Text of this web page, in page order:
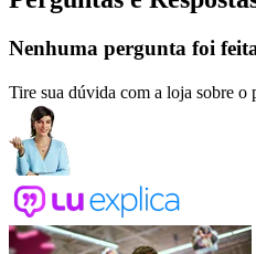
Nenhuma pergunta foi
Tire sua dúvida com a loja sobre o